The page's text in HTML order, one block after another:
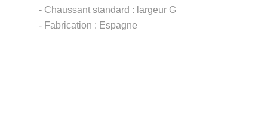
- Chaussant standard : largeur G
- Fabrication : Espagne